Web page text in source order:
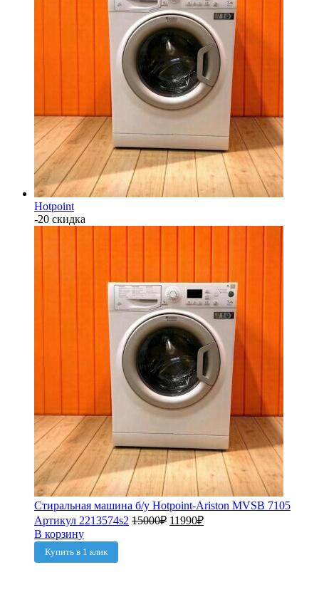
Hotpoint
-20 скидка
Стиральная машина б/у Hotpoint-Ariston MVSB 7105
Артикул 2213574s2 15000₽ 11990₽
В корзину
Купить в 1 клик